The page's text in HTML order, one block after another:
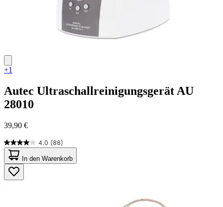
+1
Autec Ultraschallreinigungsgerät AU
28010
39,90 €
4.0 (88)
4.0
von
5
Sternen.
88
In den Warenkorb